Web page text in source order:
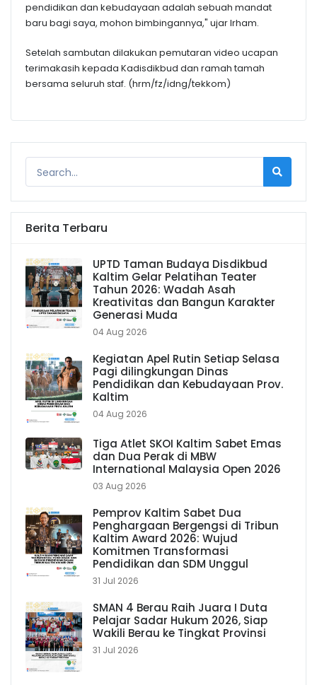
pendidikan dan kebudayaan adalah sebuah mandat
baru bagi saya, mohon bimbingannya," ujar Irham.
Setelah sambutan dilakukan pemutaran video ucapan
terimakasih kepada Kadisdikbud dan ramah tamah
bersama seluruh staf. (hrm/fz/idng/tekkom)
Berita Terbaru
UPTD Taman Budaya Disdikbud
Kaltim Gelar Pelatihan Teater
Tahun 2026: Wadah Asah
Kreativitas dan Bangun Karakter
Generasi Muda
04 Aug 2026
Kegiatan Apel Rutin Setiap Selasa
Pagi dilingkungan Dinas
Pendidikan dan Kebudayaan Prov.
Kaltim
04 Aug 2026
Tiga Atlet SKOI Kaltim Sabet Emas
dan Dua Perak di MBW
International Malaysia Open 2026
03 Aug 2026
Pemprov Kaltim Sabet Dua
Penghargaan Bergengsi di Tribun
Kaltim Award 2026: Wujud
Komitmen Transformasi
Pendidikan dan SDM Unggul
31 Jul 2026
SMAN 4 Berau Raih Juara I Duta
Pelajar Sadar Hukum 2026, Siap
Wakili Berau ke Tingkat Provinsi
31 Jul 2026